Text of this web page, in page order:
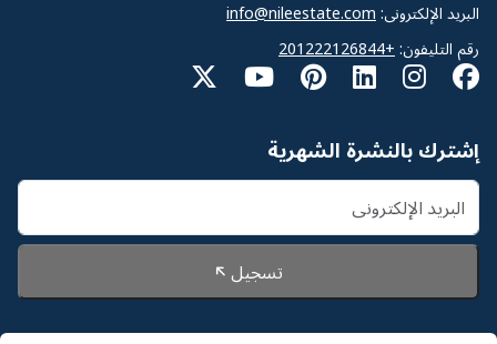
البريد الإلكترونى: info@nileestate.com
رقم التليفون: +201222126844
إشترك بالنشرة الشهرية
تسجيل